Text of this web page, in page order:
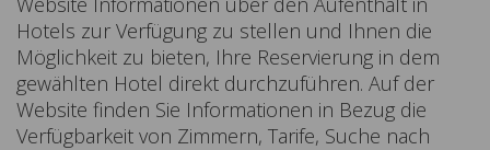
Hotels zur Verfügung zu stellen und Ihnen die
Möglichkeit zu bieten, Ihre Reservierung in dem
gewählten Hotel direkt durchzuführen. Auf der
Website finden Sie Informationen in Bezug die
Verfügbarkeit von Zimmern, Tarife, Suche nach